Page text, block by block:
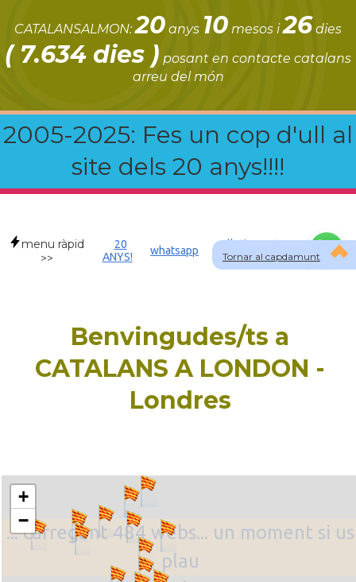
CATALANSALMON:20 anys 10 mesos i26 dies
( 7.634 dies ) posant en contacte catalans
arreu del món
2005-2025: Fes un cop d'ull al
site dels 20 anys!!!!
Tornar al capdamunt
menu ràpid
>>
20
ANYS!
whatsapp
Allotjament a
GBR
Benvingudes/ts a
CATALANS A LONDON -
Londres
... carregant 484 webs... un moment si us
plau
+
−